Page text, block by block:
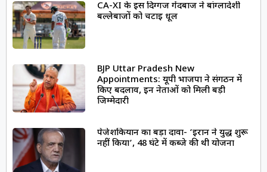
CA-XI के इस दिग्गज गेंदबाज ने बांग्लादेशी
बल्लेबाजों को चटाई धूल
BJP Uttar Pradesh New
Appointments: यूपी भाजपा ने संगठन में
किए बदलाव, इन नेताओं को मिली बड़ी
जिम्मेदारी
पेजेशकियान का बड़ा दावा- ‘ईरान ने युद्ध शुरू
नहीं किया’, 48 घंटे में कब्जे की थी योजना